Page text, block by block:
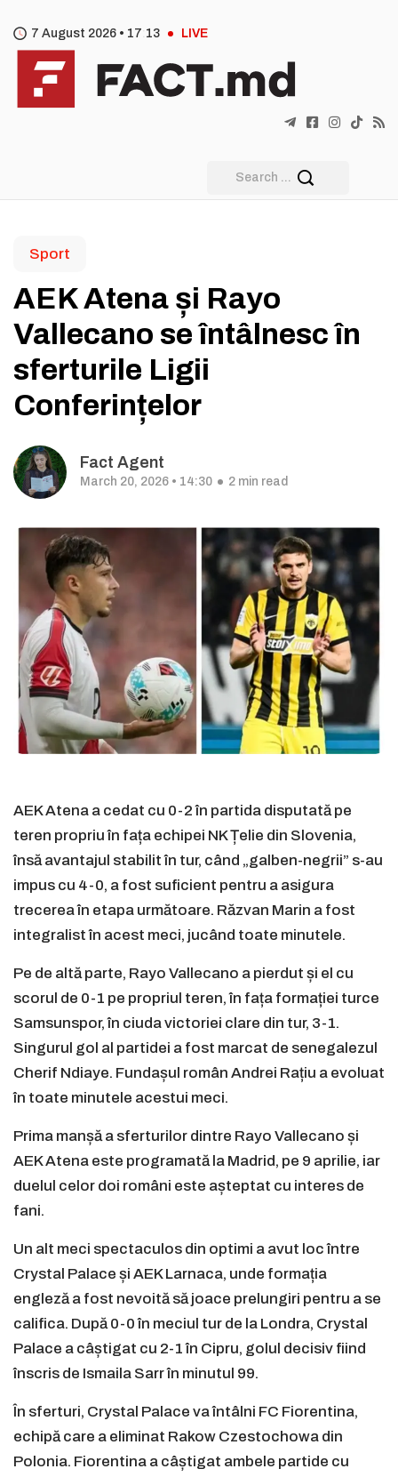
7 August 2026 • 17 13 LIVE
Sport
AEK Atena și Rayo
Vallecano se întâlnesc în
sferturile Ligii
Conferințelor
Fact Agent
March 20, 2026 • 14:30 2 min read
AEK Atena a cedat cu 0-2 în partida disputată pe
teren propriu în fața echipei NK Țelie din Slovenia,
însă avantajul stabilit în tur, când „galben-negrii” s-au
impus cu 4-0, a fost suficient pentru a asigura
trecerea în etapa următoare. Răzvan Marin a fost
integralist în acest meci, jucând toate minutele.
Pe de altă parte, Rayo Vallecano a pierdut și el cu
scorul de 0-1 pe propriul teren, în fața formației turce
Samsunspor, în ciuda victoriei clare din tur, 3-1.
Singurul gol al partidei a fost marcat de senegalezul
Cherif Ndiaye. Fundașul român Andrei Rațiu a evoluat
în toate minutele acestui meci.
Prima manșă a sferturilor dintre Rayo Vallecano și
AEK Atena este programată la Madrid, pe 9 aprilie, iar
duelul celor doi români este așteptat cu interes de
fani.
Un alt meci spectaculos din optimi a avut loc între
Crystal Palace și AEK Larnaca, unde formația
engleză a fost nevoită să joace prelungiri pentru a se
califica. După 0-0 în meciul tur de la Londra, Crystal
Palace a câștigat cu 2-1 în Cipru, golul decisiv fiind
înscris de Ismaila Sarr în minutul 99.
În sferturi, Crystal Palace va întâlni FC Fiorentina,
echipă care a eliminat Rakow Czestochowa din
Polonia. Fiorentina a câștigat ambele partide cu